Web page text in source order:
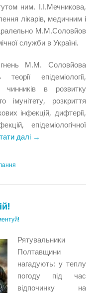
ним. І.І.Мечникова,
лікарів, медичним і
М.М.Соловйов
служби в Україні.
М.М. Соловйова
епідеміології,
чинників в розвитку
імунітету, розкриття
інфекцій, дифтерії,
епідеміологічної
далі →
Рятувальники
Полтавщини
нагадують: у теплу
погоду під час
відпочинку на